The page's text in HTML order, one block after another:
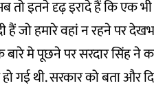
तो इतने दृढ़ इरादे हैं कि एक
हैं जो हमारे वहां न रहने पर
बारे मे पूछने पर सरदार सिंह
गई थी. सरकार को बता और